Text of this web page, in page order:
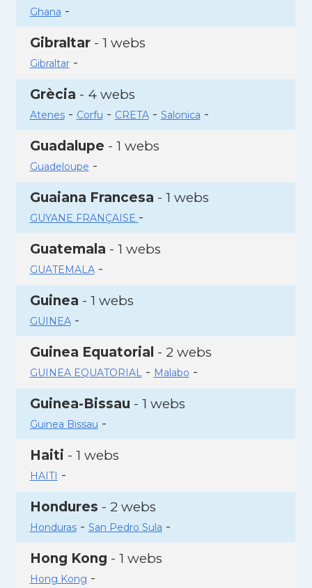
Ghana -
Gibraltar- 1 webs
Gibraltar-
Grècia - 4 webs
Atenes- Corfu - CRETA- Salonica -
Guadalupe - 1 webs
Guadeloupe -
Guaiana Francesa - 1 webs
GUYANE FRANÇAISE -
Guatemala - 1 webs
GUATEMALA-
Guinea - 1 webs
GUINEA-
Guinea Equatorial - 2 webs
GUINEA EQUATORIAL- Malabo -
Guinea-Bissau - 1 webs
Guinea Bissau -
Haiti - 1 webs
HAITI -
Hondures - 2 webs
Honduras- San Pedro Sula -
Hong Kong - 1 webs
Hong Kong -